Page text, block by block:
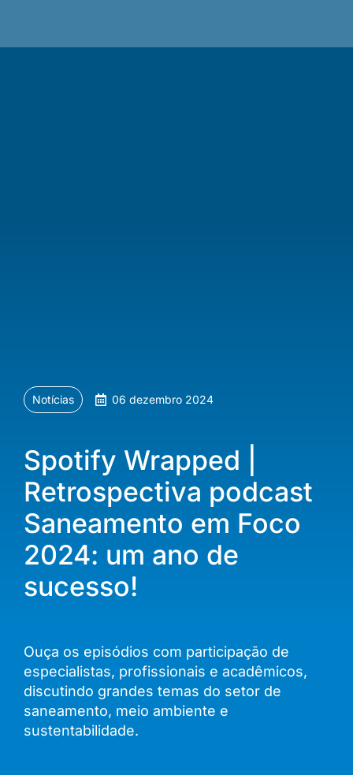
Notícias 06 dezembro 2024
Spotify Wrapped |
Retrospectiva podcast
Saneamento em Foco
2024: um ano de
sucesso!
Ouça os episódios com participação de
especialistas, profissionais e acadêmicos,
discutindo grandes temas do setor de
saneamento, meio ambiente e
sustentabilidade.